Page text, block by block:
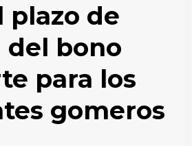
plazo de
bono
para los
gomeros